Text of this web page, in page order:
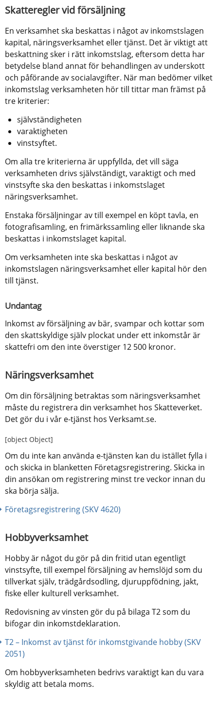
Skatteregler vid försäljning
En verksamhet ska beskattas i något av inkomstslagen
kapital, näringsverksamhet eller tjänst. Det är viktigt att
beskattning sker i rätt inkomstslag, eftersom detta har
betydelse bland annat för behandlingen av underskott
och påförande av socialavgifter. När man bedömer vilket
inkomstslag verksamheten hör till tittar man främst på
tre kriterier:
självständigheten
varaktigheten
vinstsyftet.
Om alla tre kriterierna är uppfyllda, det vill säga
verksamheten drivs självständigt, varaktigt och med
vinstsyfte ska den beskattas i inkomstslaget
näringsverksamhet.
Enstaka försäljningar av till exempel en köpt tavla, en
fotografisamling, en frimärkssamling eller liknande ska
beskattas i inkomstslaget kapital.
Om verksamheten inte ska beskattas i något av
inkomstslagen näringsverksamhet eller kapital hör den
till tjänst.
Undantag
Inkomst av försäljning av bär, svampar och kottar som
den skattskyldige själv plockat under ett inkomstår är
skattefri om den inte överstiger 12 500 kronor.
Näringsverksamhet
Om din försäljning betraktas som näringsverksamhet
måste du registrera din verksamhet hos Skatteverket.
Det gör du i vår e-tjänst hos Verksamt.se.
[object Object]
Om du inte kan använda e-tjänsten kan du istället fylla i
och skicka in blanketten Företagsregistrering. Skicka in
din ansökan om registrering minst tre veckor innan du
ska börja sälja.
Företagsregistrering (SKV 4620)
Hobbyverksamhet
Hobby är något du gör på din fritid utan egentligt
vinstsyfte, till exempel försäljning av hemslöjd som du
tillverkat själv, trädgårdsodling, djuruppfödning, jakt,
fiske eller kulturell verksamhet.
Redovisning av vinsten gör du på bilaga T2 som du
bifogar din inkomstdeklaration.
T2 – Inkomst av tjänst för inkomstgivande hobby (SKV
2051)
Om hobbyverksamheten bedrivs varaktigt kan du vara
skyldig att betala moms.